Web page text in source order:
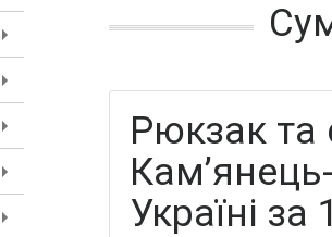
Рюкзак та
Україні за